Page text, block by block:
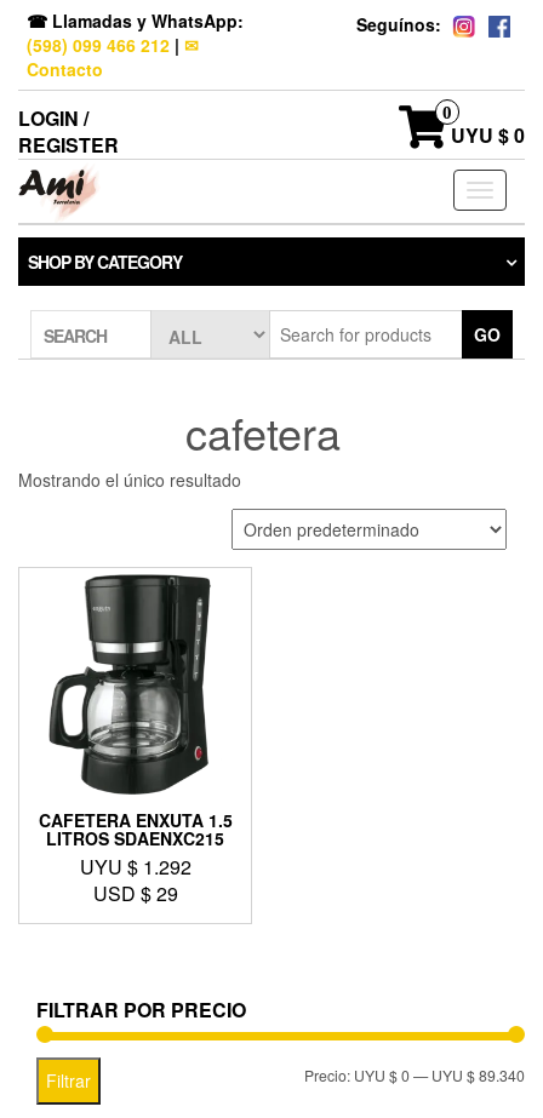
☎ Llamadas y WhatsApp:
(598) 099 466 212 | ✉
Contacto
Seguínos:
LOGIN /
REGISTER
0
UYU $ 0
Toggle
SHOP BY CATEGORY
SEARCH GO
cafetera
Mostrando el único resultado
CAFETERA ENXUTA 1.5
LITROS SDAENXC215
UYU $ 1.292
USD $29
FILTRAR POR PRECIO
Filtrar Precio: UYU $ 0—UYU $ 89.340